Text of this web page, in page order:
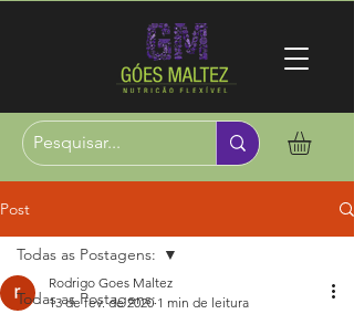
Post
Todas as Postagens:
Todas as Postagens:
Rodrigo Goes Maltez
13 de fev. de 2020 1 min de leitura